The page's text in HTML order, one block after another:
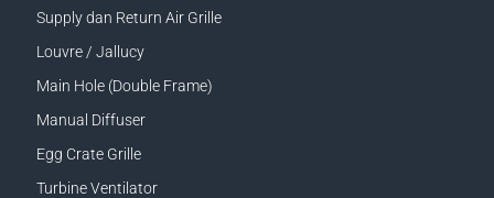
Supply dan Return Air Grille
Louvre / Jallucy
Main Hole (Double Frame)
Manual Diffuser
Egg Crate Grille
Turbine Ventilator